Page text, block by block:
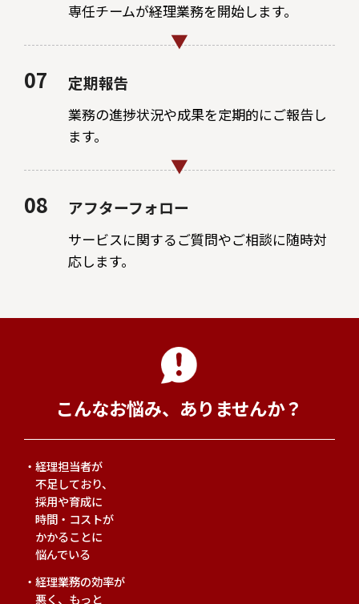
専任チームが経理業務を開始します。
07 定期報告
業務の進捗状況や成果を定期的にご報告し
ます。
08 アフターフォロー
サービスに関するご質問やご相談に随時対
応します。
こんなお悩み、ありませんか？
経理担当者が
不足しており、
採用や育成に
時間・コストが
かかることに
悩んでいる
経理業務の効率が
悪く、もっと